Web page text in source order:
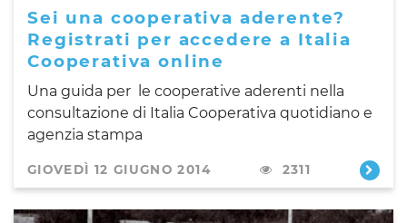
Sei una cooperativa aderente?
Registrati per accedere a Italia
Cooperativa online
Una guida per le cooperative aderenti nella
consultazione di Italia Cooperativa quotidiano e
agenzia stampa
GIOVEDÌ 12 GIUGNO 2014 2311